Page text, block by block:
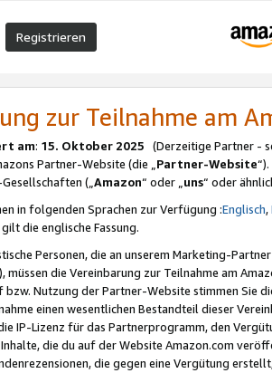
Registrieren
zur Teilnahme am
am: 15. Oktober 2025 (Derzeitige Partner -
Partner-Website (die „Partner-Website
(„Amazon“ oder „uns“ oder
in folgenden Sprachen zur Verfügung :Englisch,
die englische Fassung.
Personen, die an unserem Marketing-
müssen die Vereinbarung zur Teilnahme am
bzw. Nutzung der Partner-Website stimmen Sie
einen wesentlichen Bestandteil dieser
IP-Lizenz für das Partnerprogramm, den
die du auf der Website Amazon.com
die gegen eine Vergütung